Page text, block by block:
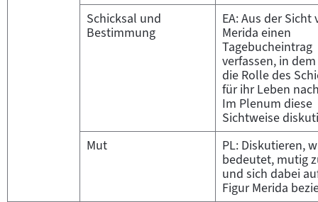
Schicksal und
Bestimmung
EA: Aus der Sicht
Merida einen
Tagebucheintrag
verfassen, in
die Rolle des
für ihr Leben
Im Plenum diese
Sichtweise
Mut
PL: Diskutieren,
bedeutet, mutig
und sich dabei
Figur Merida